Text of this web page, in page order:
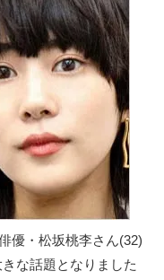
優・松坂桃李さん(32)
な話題となりました